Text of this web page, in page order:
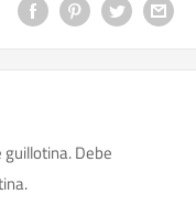
Debe